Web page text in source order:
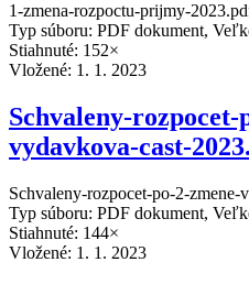
1-zmena-rozpoctu-prijmy-
Typ súboru: PDF dokument,
Stiahnuté: 152×
Vložené: 1. 1. 2023
Schvaleny-rozpocet-
vydavkova-cast-
Schvaleny-rozpocet-po-2-
Typ súboru: PDF dokument,
Stiahnuté: 144×
Vložené: 1. 1. 2023